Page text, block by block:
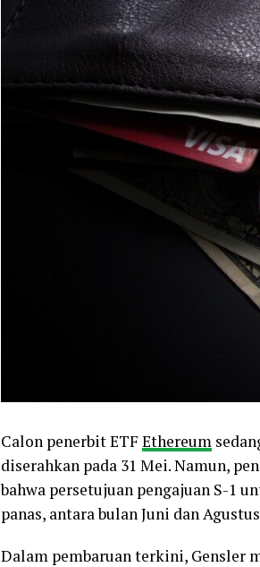
Calon penerbit ETF Ethereum
diserahkan pada 31 Mei. Namun,
bahwa persetujuan pengajuan S-1
panas, antara bulan Juni dan
Dalam pembaruan terkini, Gensler